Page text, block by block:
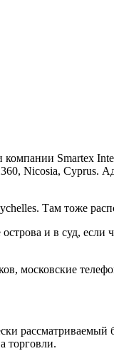
Smartex
Nicosia, Cyprus.
Там тоже
и в суд,
московские
торговли.